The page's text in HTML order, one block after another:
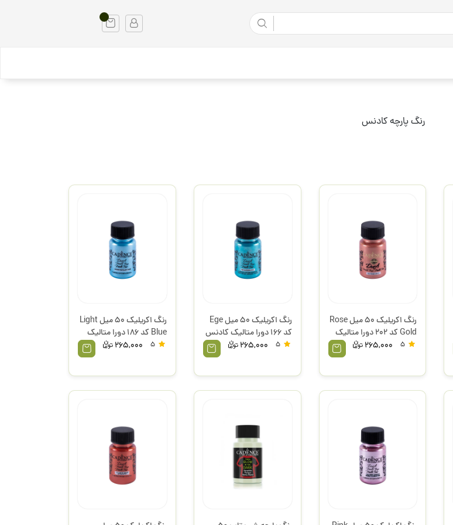
رنگ پارچه کادنس
رنگ اکریلیک 50 میل Rose
Gold کد 202 دورا متالیک
کادنس
265,000
رنگ اکریلیک 50 میل Ege
کد 166 دورا متالیک کادنس
5
265,000
رنگ اکریلیک 50 میل Light
Blue کد 186 دورا متالیک
کادنس
5
265,000